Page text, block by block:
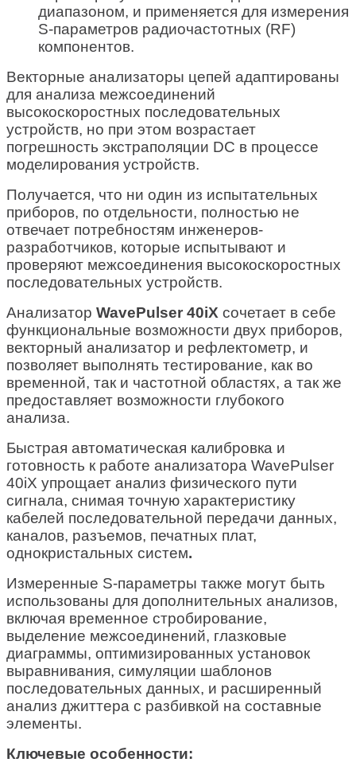
диапазоном, и применяется для измерения
S-параметров радиочастотных (RF)
компонентов.
Векторные анализаторы цепей адаптированы
для анализа межсоединений
высокоскоростных последовательных
устройств, но при этом возрастает
погрешность экстраполяции DC в процессе
моделирования устройств.
Получается, что ни один из испытательных
приборов, по отдельности, полностью не
отвечает потребностям инженеров-
разработчиков, которые испытывают и
проверяют межсоединения высокоскоростных
последовательных устройств.
Анализатор WavePulser 40iX сочетает в себе
функциональные возможности двух приборов,
векторный анализатор и рефлектометр, и
позволяет выполнять тестирование, как во
временной, так и частотной областях, а так же
предоставляет возможности глубокого
анализа.
Быстрая автоматическая калибровка и
готовность к работе анализатора WavePulser
40iX упрощает анализ физического пути
сигнала, снимая точную характеристику
кабелей последовательной передачи данных,
каналов, разъемов, печатных плат,
однокристальных систем.
Измеренные S-параметры также могут быть
использованы для дополнительных анализов,
включая временное стробирование,
выделение межсоединений, глазковые
диаграммы, оптимизированных установок
выравнивания, симуляции шаблонов
последовательных данных, и расширенный
анализ джиттера с разбивкой на составные
элементы.
Ключевые особенности: